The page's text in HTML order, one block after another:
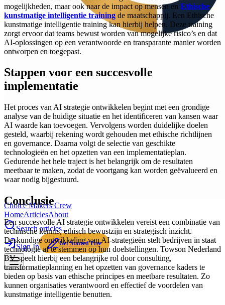
Choice Makers Crew
HomeArticlesAbout
Search articles…
Sign In Get Started Free
mogelijkheden, maar ook naar de impact op mensen en Ethische
kunstmatige intelligentie training de maatschappij. Een Ethische
kunstmatige intelligentie training kan hierbij helpen. Deze training
zorgt ervoor dat teams bewust worden van mogelijke risico’s en dat
AI-oplossingen op een verantwoorde en transparante manier worden
ontworpen en toegepast.
Stappen voor een succesvolle
implementatie
Het proces van AI strategie ontwikkelen begint met een grondige
analyse van de huidige situatie en het identificeren van kansen waar
AI waarde kan toevoegen. Vervolgens worden duidelijke doelen
gesteld, waarbij rekening wordt gehouden met ethische richtlijnen
en governance. Daarna volgt de selectie van geschikte
technologieën en het opzetten van een implementatieplan.
Gedurende het hele traject is het belangrijk om de resultaten
meetbaar te maken, zodat de voortgang kan worden geëvalueerd en
waar nodig bijgestuurd.
Conclusie
Een succesvolle AI strategie ontwikkelen vereist een combinatie van
technische kennis, ethisch bewustzijn en strategisch inzicht.
Deskundige ontwikkeling van AI-strategieën stelt bedrijven in staat
technologie af te stemmen op hun doelstellingen. Towson Nederland
BV speelt hierbij een belangrijke rol door consulting,
transformatieplanning en het opzetten van governance kaders te
bieden op basis van ethische principes en meetbare resultaten. Zo
kunnen organisaties verantwoord en effectief de voordelen van
kunstmatige intelligentie benutten.